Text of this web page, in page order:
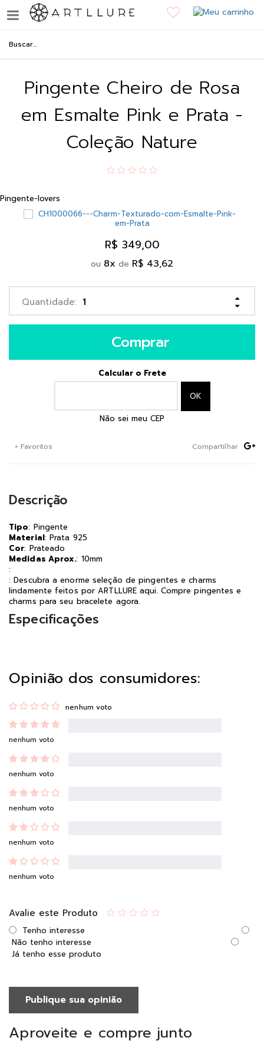
Pingente Cheiro de Rosa
em Esmalte Pink e Prata -
Coleção Nature
Pingente-lovers
R$ 349,00
ou 8x de R$ 43,62
Comprar
Calcular o Frete
Não sei meu CEP
+ Favoritos Compartilhar
Descrição
Tipo: Pingente
Material: Prata 925
Cor: Prateado
Medidas Aprox.: 10mm
:
: Descubra a enorme seleção de pingentes e charms
lindamente feitos por ARTLLURE aqui. Compre pingentes e
charms para seu bracelete agora.
Especificações
Opinião dos consumidores:
nenhum voto
nenhum voto
nenhum voto
nenhum voto
nenhum voto
nenhum voto
Avalie este Produto
Tenho interesse
Não tenho interesse
Já tenho esse produto
Publique sua opinião
Aproveite e compre junto